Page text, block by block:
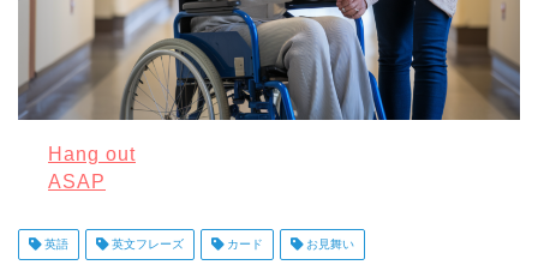
Hang out
ASAP
英語 英文フレーズ カード お見舞い